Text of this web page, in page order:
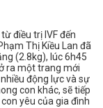
điều trị IVF đến
Thị Kiều Lan đã
(2.8kg), lúc 6h45
ra một trang mới
động lực và sự
con khác, sẽ tiếp
yêu của gia đình